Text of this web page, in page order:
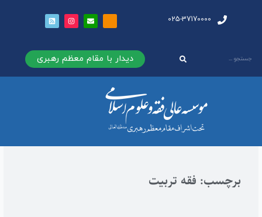
025-37170000
دیدار با مقام معظم رهبری
برچسب: فقه تربیت